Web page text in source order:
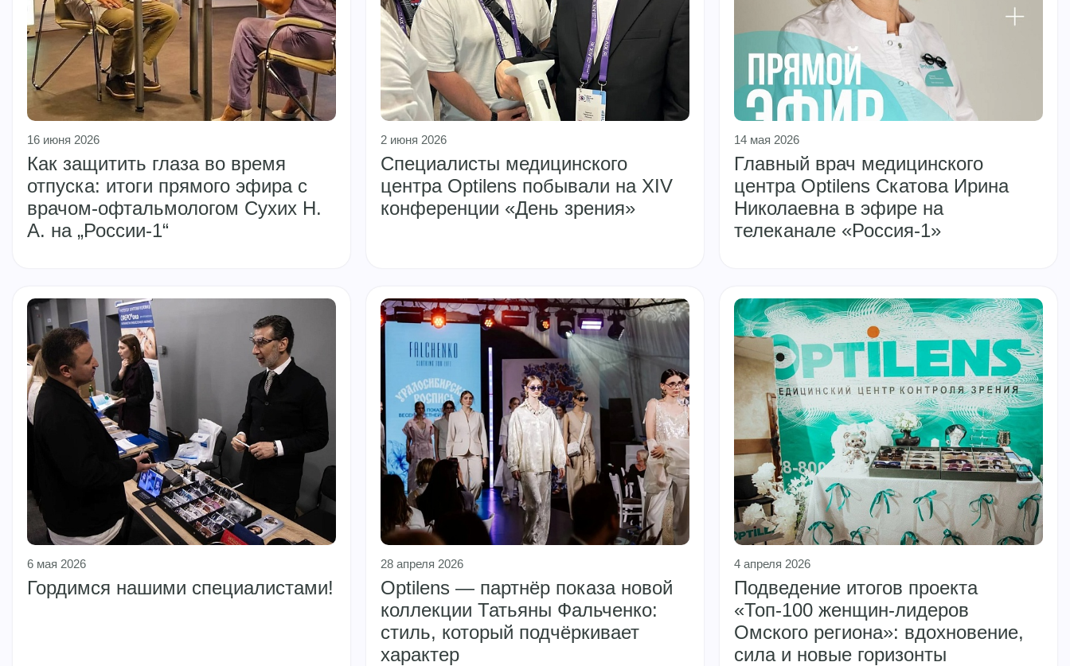
16 июня 2026
Как защитить глаза во время
отпуска: итоги прямого эфира с
врачом‑офтальмологом Сухих Н.
А. на „России‑1“
2 июня 2026
Специалисты медицинского
центра Optilens побывали на XIV
конференции «День зрения»
14 мая 2026
Главный врач медицинского
центра Optilens Скатова Ирина
Николаевна в эфире на
телеканале «Россия-1»
6 мая 2026
Гордимся нашими специалистами!
28 апреля 2026
Optilens — партнёр показа новой
коллекции Татьяны Фальченко:
стиль, который подчёркивает
характер
4 апреля 2026
Подведение итогов проекта
«Топ‑100 женщин‑лидеров
Омского региона»: вдохновение,
сила и новые горизонты